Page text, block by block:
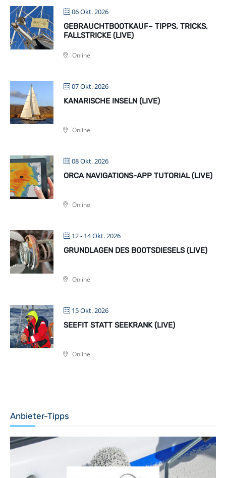
06 Okt. 2026
GEBRAUCHTBOOTKAUF– TIPPS, TRICKS,
FALLSTRICKE (LIVE)
Online
07 Okt. 2026
KANARISCHE INSELN (LIVE)
Online
08 Okt. 2026
ORCA NAVIGATIONS-APP TUTORIAL (LIVE)
Online
12 - 14 Okt. 2026
GRUNDLAGEN DES BOOTSDIESELS (LIVE)
Online
15 Okt. 2026
SEEFIT STATT SEEKRANK (LIVE)
Online
Anbieter-Tipps